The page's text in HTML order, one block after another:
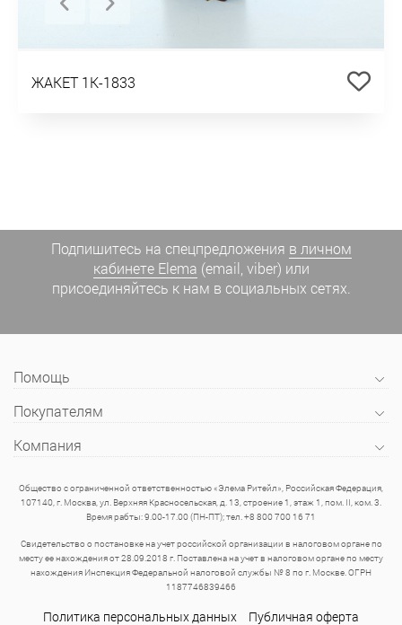
ЖАКЕТ 1К-1833
Подпишитесь на спецпредложения в личном
кабинете Elema (email, viber) или
присоединяйтесь к нам в социальных сетях.
Помощь
Покупателям
Компания
Общество с ограниченной ответственностью «Элема Ритейл», Российская Федерация,
107140, г. Москва, ул. Верхняя Красносельская, д. 13, строение 1, этаж 1, пом. II, ком. 3.
Время рабты: 9.00-17.00 (ПН-ПТ); тел. +8 800 700 16 71
Свидетельство о постановке на учет российской организации в налоговом органе по
месту ее нахождения от 28.09.2018 г. Поставлена на учет в налоговом органе по месту
нахождения Инспекция Федеральной налоговой службы № 8 по г. Москве. ОГРН
1187746839466
Политика персональных данных Публичная оферта